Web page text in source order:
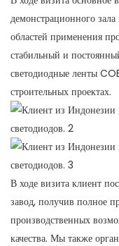
демонстрационного
областей применения
стабильный и
светодиодные ленты
строительных проектах.
В ходе визита клиент
завод, получив полное
производственных
качества. Мы также